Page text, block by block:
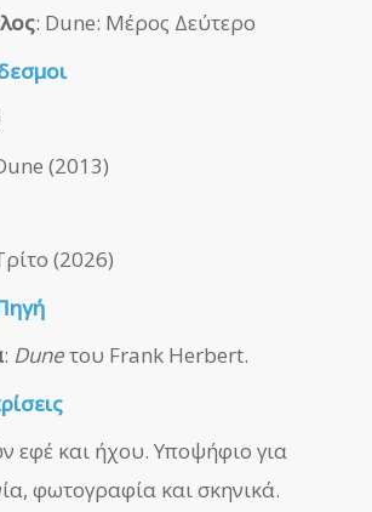
: Dune: Μέρος Δεύτερο
(2013)
(2026)
: Duneτου Frank Herbert.
εφέ και ήχου. Υποψήφιο για
φωτογραφία και σκηνικά.